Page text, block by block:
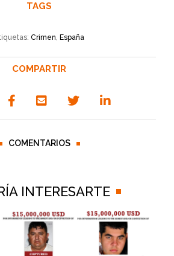
TAGS
Crimen, España
COMPARTIR
COMENTARIOS
INTERESARTE